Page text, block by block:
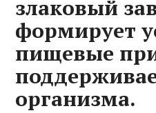
злаковый
формирует
пищевые
организма.